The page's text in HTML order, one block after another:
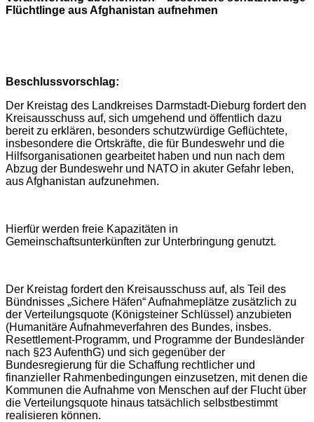
Flüchtlinge aus Afghanistan aufnehmen
Beschlussvorschlag:
Der Kreistag des Landkreises Darmstadt-Dieburg fordert den
Kreisausschuss auf, sich umgehend und öffentlich dazu
bereit zu erklären, besonders schutzwürdige Geflüchtete,
insbesondere die Ortskräfte, die für Bundeswehr und die
Hilfsorganisationen gearbeitet haben und nun nach dem
Abzug der Bundeswehr und NATO in akuter Gefahr leben,
aus Afghanistan aufzunehmen.
Hierfür werden freie Kapazitäten in
Gemeinschaftsunterkünften zur Unterbringung genutzt.
Der Kreistag fordert den Kreisausschuss auf, als Teil des
Bündnisses „Sichere Häfen“ Aufnahmeplätze zusätzlich zu
der Verteilungsquote (Königsteiner Schlüssel) anzubieten
(Humanitäre Aufnahmeverfahren des Bundes, insbes.
Resettlement-Programm, und Programme der Bundesländer
nach §23 AufenthG) und sich gegenüber der
Bundesregierung für die Schaffung rechtlicher und
finanzieller Rahmenbedingungen einzusetzen, mit denen die
Kommunen die Aufnahme von Menschen auf der Flucht über
die Verteilungsquote hinaus tatsächlich selbstbestimmt
realisieren können.